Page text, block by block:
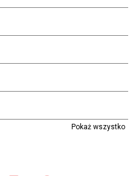
Pokaż wszystko